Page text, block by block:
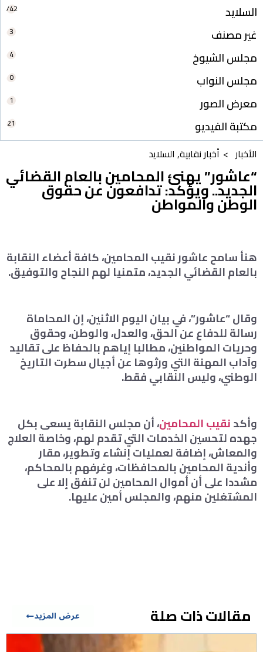
السلايد 742
غير مصنف 3
مجلس الشيوخ 4
مجلس النواب 0
معرض الصور 1
مكتبة الفيديو 21
الأخبار > أخبار نقابية, السلايد
“عاشور” يهنئ المحامين بالعام القضائي
الجديد.. ويؤكد: تدافعون عن حقوق
الوطن والمواطن
هنأ سامح عاشور نقيب المحامين، كافة أعضاء النقابة
بالعام القضائي الجديد، متمنيا لهم النجاح والتوفيق.
وقال “عاشور”، في بيان اليوم الاثنين، إن المحاماة
رسالة للدفاع عن الحق، والعدل، والوطن، وحقوق
وحريات المواطنين، مطالبا إياهم بالحفاظ على تقاليد
وآداب المهنة التي ورثوها عن أجيال سطرت التاريخ
الوطني، وليس النقابي فقط.
وأكدنقيب المحامين، أن مجلس النقابة يسعى بكل
جهده لتحسين الخدمات التي تقدم لهم، وخاصة العلاج
والمعاش، إضافة لعمليات إنشاء وتطوير، مقار
وأندية المحامين بالمحافظات، وغرفهم بالمحاكم،
مشددا على أن أموال المحامين لن تنفق إلا على
المشتغلين منهم، والمجلس أمين عليها.
مقالات ذات صلة عرض المزيد